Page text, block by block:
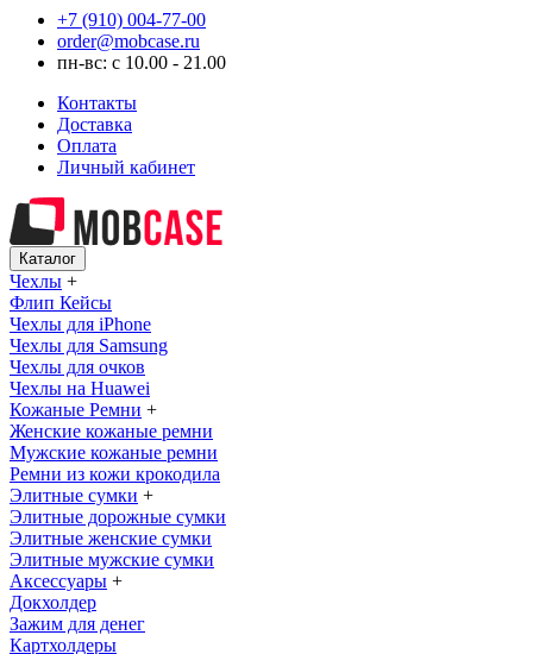
+7 (910) 004-77-00
order@mobcase.ru
пн-вс: с 10.00 - 21.00
Контакты
Доставка
Оплата
Личный кабинет
Каталог
Чехлы +
Флип Кейсы
Чехлы для iPhone
Чехлы для Samsung
Чехлы для очков
Чехлы на Huawei
Кожаные Ремни +
Женские кожаные ремни
Мужские кожаные ремни
Ремни из кожи крокодила
Элитные сумки +
Элитные дорожные сумки
Элитные женские сумки
Элитные мужские сумки
Аксессуары +
Докхолдер
Зажим для денег
Картхолдеры